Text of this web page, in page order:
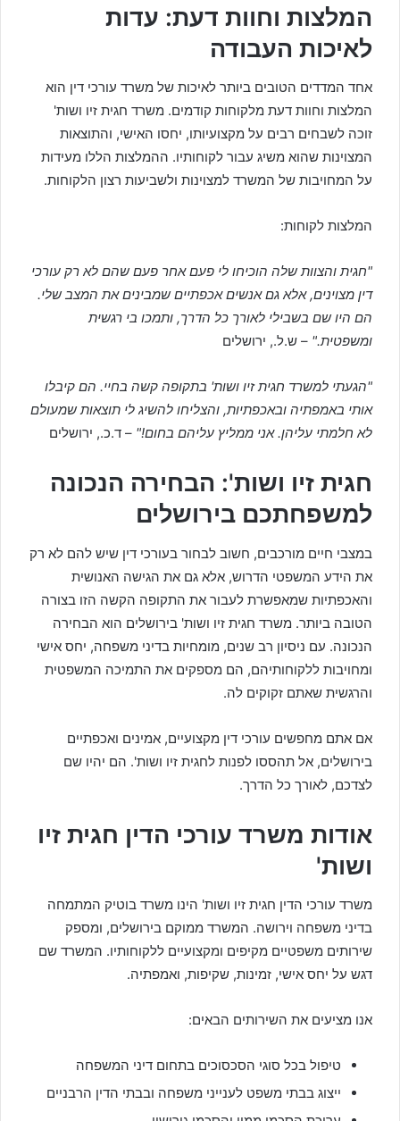
המלצות וחוות דעת: עדות
לאיכות העבודה
אחד המדדים הטובים ביותר לאיכות של משרד עורכי דין הוא
המלצות וחוות דעת מלקוחות קודמים. משרד חגית זיו ושות'
זוכה לשבחים רבים על מקצועיותו, יחסו האישי, והתוצאות
המצוינות שהוא משיג עבור לקוחותיו. ההמלצות הללו מעידות
על המחויבות של המשרד למצוינות ולשביעות רצון הלקוחות.
המלצות לקוחות:
"חגית והצוות שלה הוכיחו לי פעם אחר פעם שהם לא רק עורכי
דין מצוינים, אלא גם אנשים אכפתיים שמבינים את המצב שלי.
הם היו שם בשבילי לאורך כל הדרך, ותמכו בי רגשית
ומשפטית." – ש.ל., ירושלים
"הגעתי למשרד חגית זיו ושות' בתקופה קשה בחיי. הם קיבלו
אותי באמפתיה ובאכפתיות, והצליחו להשיג לי תוצאות שמעולם
לא חלמתי עליהן. אני ממליץ עליהם בחום!" – ד.כ., ירושלים
חגית זיו ושות': הבחירה הנכונה
למשפחתכם בירושלים
במצבי חיים מורכבים, חשוב לבחור בעורכי דין שיש להם לא רק
את הידע המשפטי הדרוש, אלא גם את הגישה האנושית
והאכפתיות שמאפשרת לעבור את התקופה הקשה הזו בצורה
הטובה ביותר. משרד חגית זיו ושות' בירושלים הוא הבחירה
הנכונה. עם ניסיון רב שנים, מומחיות בדיני משפחה, יחס אישי
ומחויבות ללקוחותיהם, הם מספקים את התמיכה המשפטית
והרגשית שאתם זקוקים לה.
אם אתם מחפשים עורכי דין מקצועיים, אמינים ואכפתיים
בירושלים, אל תהססו לפנות לחגית זיו ושות'. הם יהיו שם
לצדכם, לאורך כל הדרך.
אודות משרד עורכי הדין חגית זיו
ושות'
משרד עורכי הדין חגית זיו ושות' הינו משרד בוטיק המתמחה
בדיני משפחה וירושה. המשרד ממוקם בירושלים, ומספק
שירותים משפטיים מקיפים ומקצועיים ללקוחותיו. המשרד שם
דגש על יחס אישי, זמינות, שקיפות, ואמפתיה.
אנו מציעים את השירותים הבאים:
טיפול בכל סוגי הסכסוכים בתחום דיני המשפחה
ייצוג בבתי משפט לענייני משפחה ובבתי הדין הרבניים